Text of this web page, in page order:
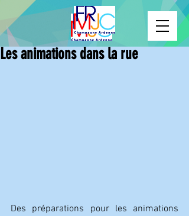
Les animations dans la rue
Des préparations pour les animations